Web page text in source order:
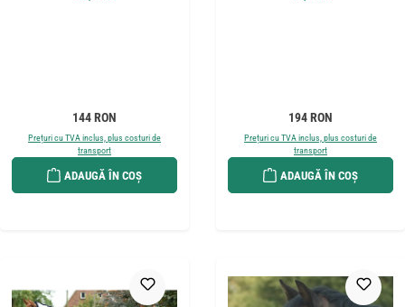
Preț obișnuit:
144 RON
Prețuri cu TVA inclus, plus costuri de
transport
ADAUGĂ ÎN COȘ
Preț obișnuit:
194 RON
Prețuri cu TVA inclus, plus costuri de
transport
ADAUGĂ ÎN COȘ